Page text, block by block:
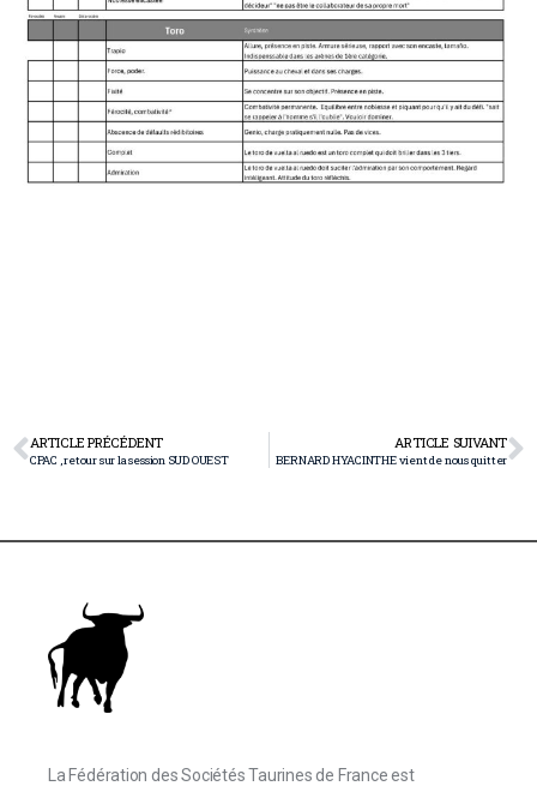
ARTICLE PRÉCÉDENT
CPAC , retour sur la session SUD OUEST
ARTICLE SUIVANT
BERNARD HYACINTHE vient de nous quitter
La Fédération des Sociétés Taurines de France est